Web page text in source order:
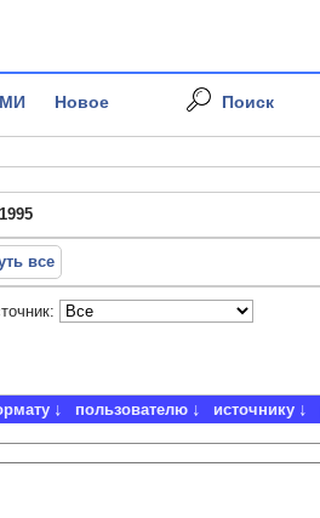
Новое Поиск
все
пользователю источнику